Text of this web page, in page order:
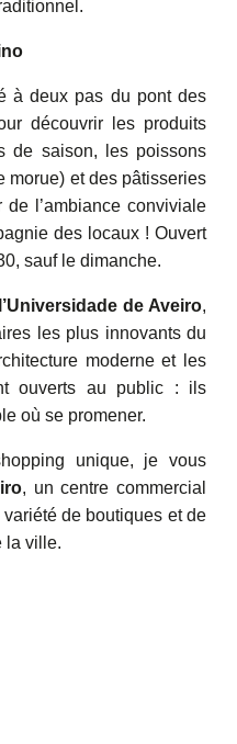
à deux pas du pont des
découvrir les produits
de saison, les poissons
morue) et des pâtisseries
l’ambiance conviviale
des locaux ! Ouvert
sauf le dimanche.
de Aveiro,
les plus innovants du
moderne et les
ouverts au public : ils
où se promener.
unique, je vous
, un centre commercial
de boutiques et de
la ville.